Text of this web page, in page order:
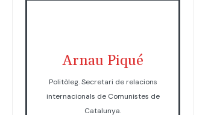
Arnau Piqué
Politòleg. Secretari de relacions
internacionals de Comunistes de
Catalunya.